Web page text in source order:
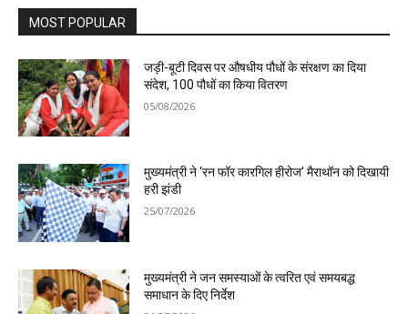
MOST POPULAR
जड़ी-बूटी दिवस पर औषधीय पौधों के संरक्षण का दिया
संदेश, 100 पौधों का किया वितरण
05/08/2026
मुख्यमंत्री ने ‘रन फॉर कारगिल हीरोज’ मैराथॉन को दिखायी
हरी झंडी
25/07/2026
मुख्यमंत्री ने जन समस्याओं के त्वरित एवं समयबद्ध
समाधान के दिए निर्देश